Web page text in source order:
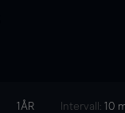
1ÅR Intervall: 10